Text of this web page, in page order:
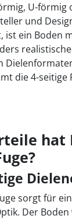
U-
und
ist ein Boden
die 4-seitige
sorgt für
Der